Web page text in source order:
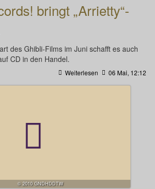
bringt „Arrietty“-
des Ghibli-Films im Juni schafft es auch
CD in den Handel.
Weiterlesen 06 Mai, 12:12
© 2010 GNDHDDTW